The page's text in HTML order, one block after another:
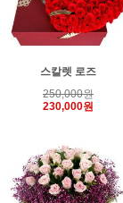
스칼렛 로즈
250,000원
230,000원